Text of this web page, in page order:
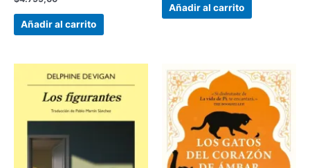
Añadir al carrito
Añadir al carrito